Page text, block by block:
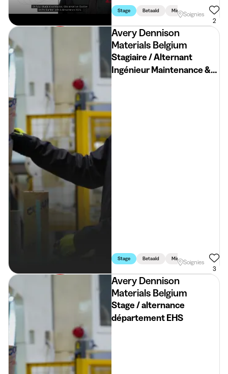
Stage Betaald Min. 6 Maand
Soignies
2
Avery Dennison
Materials Belgium
Stagiaire / Alternant
Ingénieur Maintenance &
Stage Betaald Min. 3 Maand
Soignies
3
Avery Dennison
Materials Belgium
Stage / alternance
département EHS